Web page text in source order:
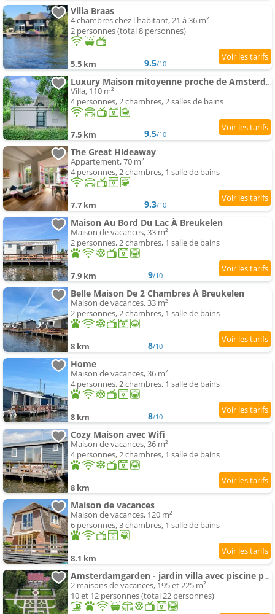
Villa Braas
4 chambres chez l'habitant, 21 à 36 m²
2 personnes (total 8 personnes)
5.5 km 9.5/10
Luxury Maison mitoyenne proche de Amsterdam
Villa, 110 m²
4 personnes, 2 chambres, 2 salles de bains
7.5 km 9.5/10
The Great Hideaway
Appartement, 70 m²
4 personnes, 2 chambres, 1 salle de bains
7.7 km 9.3/10
Maison Au Bord Du Lac À Breukelen
Maison de vacances, 33 m²
2 personnes, 2 chambres, 1 salle de bains
7.9 km 9/10
Belle Maison De 2 Chambres À Breukelen
Maison de vacances, 33 m²
2 personnes, 2 chambres, 1 salle de bains
8 km 8/10
Home
Maison de vacances, 36 m²
4 personnes, 2 chambres, 1 salle de bains
8 km 8/10
Cozy Maison avec Wifi
Maison de vacances, 36 m²
4 personnes, 2 chambres, 1 salle de bains
8 km
Maison de vacances
Maison de vacances, 120 m²
6 personnes, 3 chambres, 1 salle de bains
8.1 km
Amsterdamgarden - jardin villa avec piscine proche de Amsterdam
2 maisons de vacances, 195 et 225 m²
10 et 12 personnes (total 22 personnes)